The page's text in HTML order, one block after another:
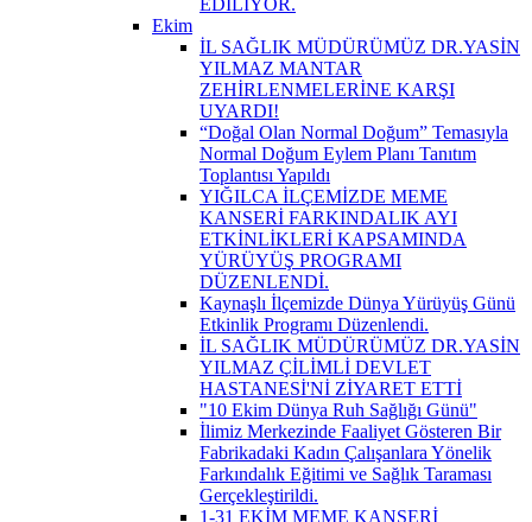
Ekim
İL SAĞLIK MÜDÜRÜMÜZ DR.YASİN
YILMAZ MANTAR
ZEHİRLENMELERİNE KARŞI
UYARDI!
“Doğal Olan Normal Doğum” Temasıyla
Normal Doğum Eylem Planı Tanıtım
Toplantısı Yapıldı
YIĞILCA İLÇEMİZDE MEME
KANSERİ FARKINDALIK AYI
ETKİNLİKLERİ KAPSAMINDA
YÜRÜYÜŞ PROGRAMI
DÜZENLENDİ.
Kaynaşlı İlçemizde Dünya Yürüyüş Günü
Etkinlik Programı Düzenlendi.
İL SAĞLIK MÜDÜRÜMÜZ DR.YASİN
YILMAZ ÇİLİMLİ DEVLET
HASTANESİ'Nİ ZİYARET ETTİ
"10 Ekim Dünya Ruh Sağlığı Günü"
İlimiz Merkezinde Faaliyet Gösteren Bir
Fabrikadaki Kadın Çalışanlara Yönelik
Farkındalık Eğitimi ve Sağlık Taraması
Gerçekleştirildi.
1-31 EKİM MEME KANSERİ